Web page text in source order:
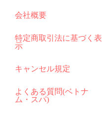
会社概要
特定商取引法に基づく表
示
キャンセル規定
よくある質問(ベトナ
ム・スパ)